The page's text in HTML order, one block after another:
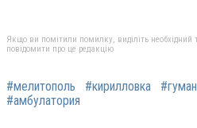
Якщо ви помітили помилку, виділіть необхідний
повідомити про це редакцію
#мелитополь #кирилловка
#амбулатория